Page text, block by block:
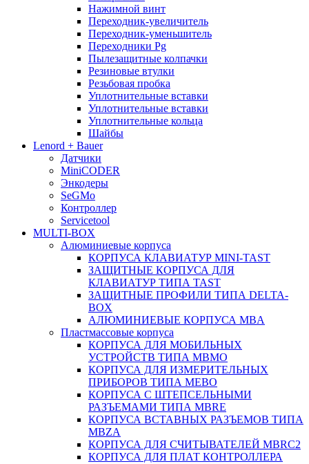
Нажимной винт
Переходник-увеличитель
Переходник-уменьшитель
Переходники Pg
Пылезащитные колпачки
Резиновые втулки
Резьбовая пробка
Уплотнительные вставки
Уплотнительные вставки
Уплотнительные кольца
Шайбы
Lenord + Bauer
Датчики
MiniCODER
Энкодеры
SeGMo
Контроллер
Servicetool
MULTI-BOX
Алюминиевые корпуса
КОРПУСА КЛАВИАТУР MINI-TAST
ЗАЩИТНЫЕ КОРПУСА ДЛЯ
КЛАВИАТУР ТИПА TAST
ЗАЩИТНЫЕ ПРОФИЛИ ТИПА DELTA-
BOX
АЛЮМИНИЕВЫЕ КОРПУСА MBA
Пластмассовые корпуса
КОРПУСА ДЛЯ МОБИЛЬНЫХ
УСТРОЙСТВ ТИПА MBMO
КОРПУСА ДЛЯ ИЗМЕРИТЕЛЬНЫХ
ПРИБОРОВ ТИПА MEBO
КОРПУСА С ШТЕПСЕЛЬНЫМИ
РАЗЪЕМАМИ ТИПА MBRE
КОРПУСА ВСТАВНЫХ РАЗЪЕМОВ ТИПА
MBZA
КОРПУСА ДЛЯ СЧИТЫВАТЕЛЕЙ MBRC2
КОРПУСА ДЛЯ ПЛАТ КОНТРОЛЛЕРА